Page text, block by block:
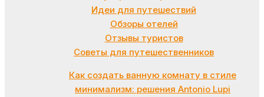
Идеи для путешествий
Обзоры отелей
Отзывы туристов
Советы для путешественников
Как создать ванную комнату в стиле
минимализм: решения Antonio Lupi